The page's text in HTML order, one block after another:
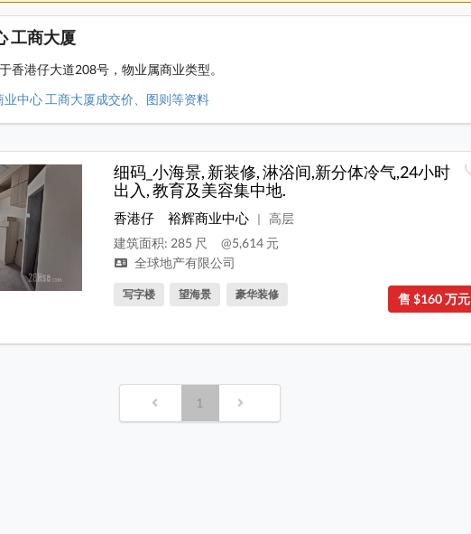
工商大厦
香港仔大道208号，物业属商业类型。
业中心 工商大厦成交价、图则等资料
细码_小海景, 新装修, 淋浴间,新分体冷气,24小时
出入, 教育及美容集中地.
香港仔 裕辉商业中心 |
高层
建筑面积: 285 尺
@5,614 元
全球地产有限公司
售 $160 万元
写字楼 望海景 豪华装修
1